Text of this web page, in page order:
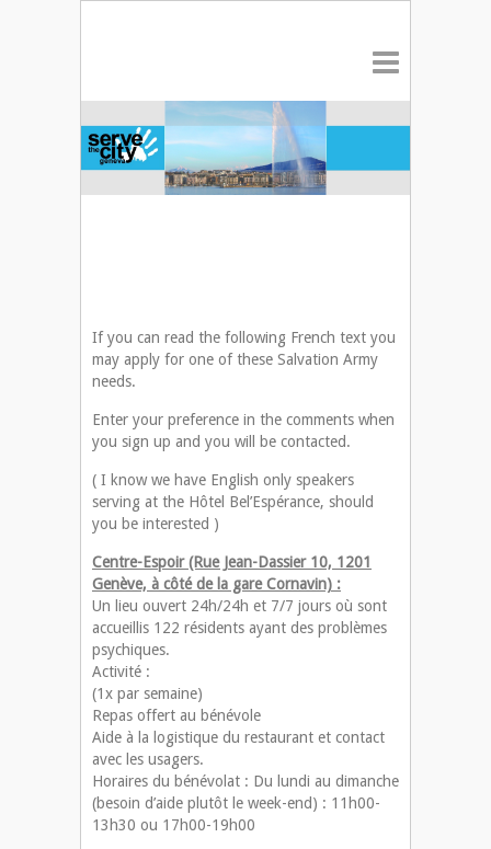
If you can read the following French text you
may apply for one of these Salvation Army
needs.
Enter your preference in the comments when
you sign up and you will be contacted.
( I know we have English only speakers
serving at the Hôtel Bel’Espérance, should
you be interested )
Centre-Espoir (Rue Jean-Dassier 10, 1201
Genève, à côté de la gare Cornavin) :
Un lieu ouvert 24h/24h et 7/7 jours où sont
accueillis 122 résidents ayant des problèmes
psychiques.
Activité :
(1x par semaine)
Repas offert au bénévole
Aide à la logistique du restaurant et contact
avec les usagers.
Horaires du bénévolat : Du lundi au dimanche
(besoin d’aide plutôt le week-end) : 11h00-
13h30 ou 17h00-19h00